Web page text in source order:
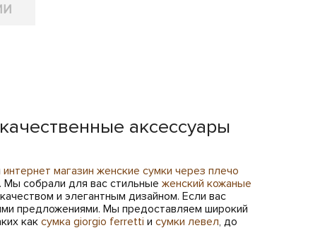
аксессуары
интернет магазин женские сумки через плечо
собрали для вас стильные женский кожаные
и элегантным дизайном. Если вас
предложениями. Мы предоставляем широкий
как сумка giorgio ferretti и сумки левел, до